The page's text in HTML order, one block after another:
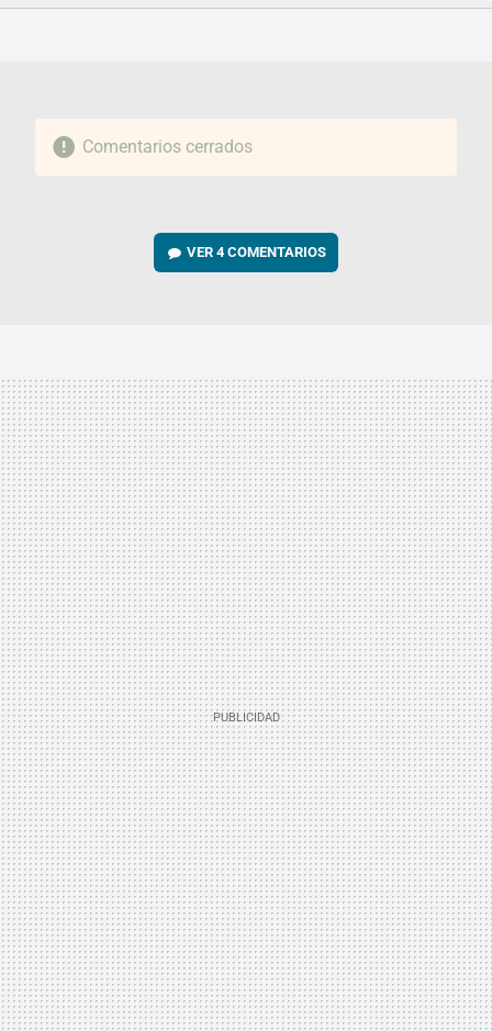
FACEBOOKTWITTERFLIPBOARD
E-
WHATSAPP
Comentarios cerrados
VER4 COMENTARIOS